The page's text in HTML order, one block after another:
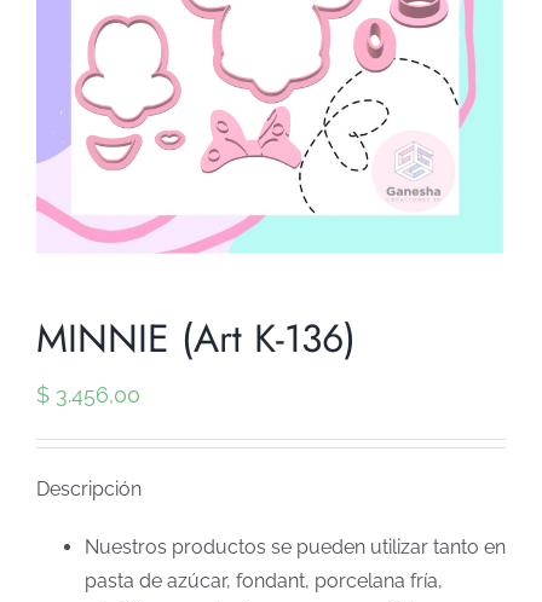
MINNIE (Art K-136)
$ 3.456,00
Descripción
Nuestros productos se pueden utilizar tanto en
pasta de azúcar, fondant, porcelana fría,